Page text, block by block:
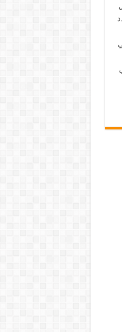
عدد